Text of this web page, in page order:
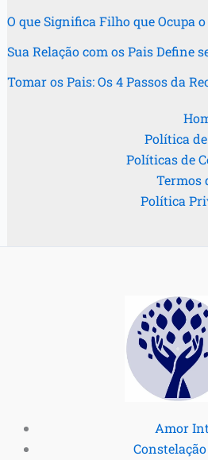
O que Significa Filho que Ocupa
Sua Relação com os Pais Define
Tomar os Pais: Os 4 Passos da
Política
Políticas de
Termos
Política
Amor